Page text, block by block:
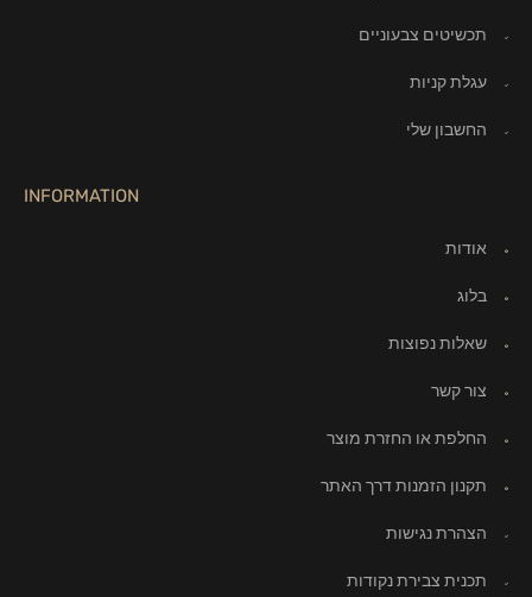
תכשיטים צבעוניים
עגלת קניות
החשבון שלי
INFORMATION
אודות
בלוג
שאלות נפוצות
צור קשר
החלפת או החזרת מוצר
תקנון הזמנות דרך האתר
הצהרת נגישות
תכנית צבירת נקודות